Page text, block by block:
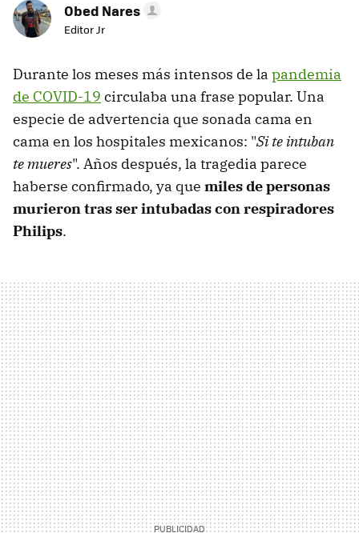
Obed Nares
Editor Jr
Durante los meses más intensos de la pandemia
de COVID-19 circulaba una frase popular. Una
especie de advertencia que sonada cama en
cama en los hospitales mexicanos: "Si te intuban
te mueres". Años después, la tragedia parece
haberse confirmado, ya que miles de personas
murieron tras ser intubadas con respiradores
Philips.